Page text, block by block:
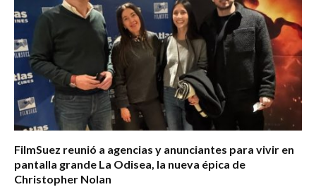
FilmSuez reunió a agencias y anunciantes para vivir en
pantalla grande La Odisea, la nueva épica de
Christopher Nolan